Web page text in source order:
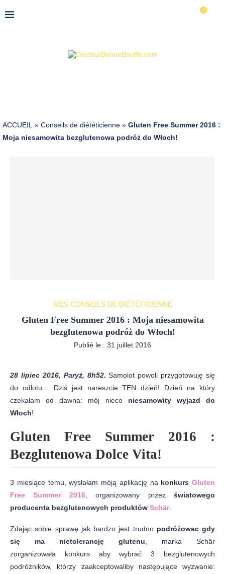
0
ACCUEIL » Conseils de diététicienne » Gluten Free Summer 2016 :
Moja niesamowita bezglutenowa podróż do Włoch!
MES CONSEILS DE DIÉTÉTICIENNE
Gluten Free Summer 2016 : Moja niesamowita
bezglutenowa podróż do Włoch!
Publié le : 31 juillet 2016
28 lipiec 2016, Paryż, 8h52. Samolot powoli przygotowuję się
do odlotu… Dziś jest nareszcie TEN dzień! Dzień na który
czekałam od dawna: mój nieco niesamowity wyjazd do
Włoch!
Gluten Free Summer 2016 :
Bezglutenowa Dolce Vita!
3 miesiące temu, wysłałam móją aplikację na konkurs Gluten
Free Summer 2016, organizowany przezświatowego
producenta bezglutenowych produktów Schär.
Zdając sobie sprawę jak bardzo jest trudno podróżowac gdy
się ma nietolerancję glutenu , marka Schär
zorganizowała konkurs aby wybrać 3 bezglutenowych
podróżników, którzy zaakceptowaliby następujące wyzwanie: